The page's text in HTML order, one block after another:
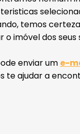
temos
imóvel dos seus
enviar um e-
te ajudar a